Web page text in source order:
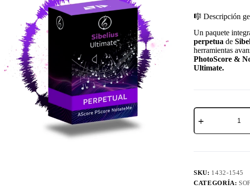
🎼 Descripción
Un paquete
perpetua de
herramientas
PhotoScore &
Ultimate.
SKU: 1432-1545
CATEGORÍA: